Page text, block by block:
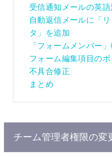
受信通知メールの英語
自動返信メールに「
タ」を追加
「フォームメンバー
フォーム編集項目の
不具合修正
まとめ
チーム管理者権限の変